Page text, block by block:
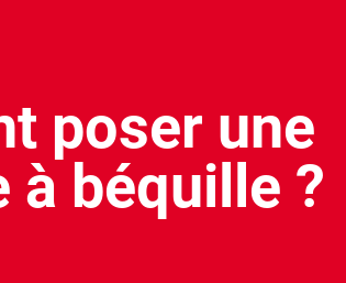
poser une
à béquille ?